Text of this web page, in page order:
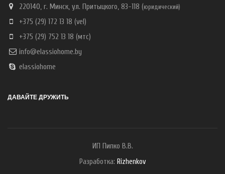
220140, г. Минск, ул. Притыцкого, 83-118 (юридический)
+375 (29) 172 13 18 (vel)
+375 (29) 752 13 18 (мтс)
info@elassiohome.by
elassiohome
ДАВАЙТЕ ДРУЖИТЬ
ИП Пипко В.В.
Разработка: Rizhenkov